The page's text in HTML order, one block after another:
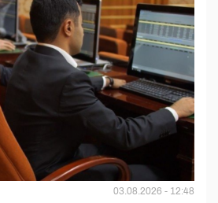
03.08.2026 - 12:48